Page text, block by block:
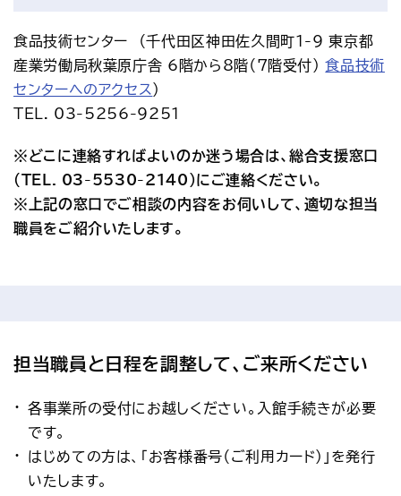
食品技術センター　（千代田区神田佐久間町1-9 東京都
産業労働局秋葉原庁舎 6階から8階（7階受付） 食品技術
センターへのアクセス ）
TEL. 03-5256-9251
※どこに連絡すればよいのか迷う場合は、総合支援窓口
（TEL. 03-5530-2140）にご連絡ください。
※上記の窓口でご相談の内容をお伺いして、適切な担当
職員をご紹介いたします。
担当職員と日程を調整して、ご来所ください
各事業所の受付にお越しください。入館手続きが必要
です。
はじめての方は、「お客様番号（ご利用カード）」を発行
いたします。